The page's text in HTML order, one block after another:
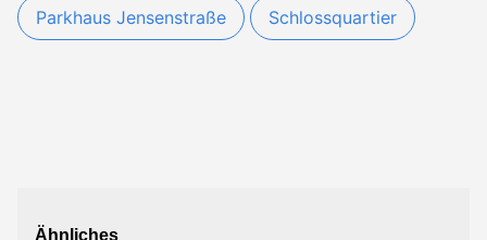
Parkhaus Jensenstraße Schlossquartier
Ähnliches